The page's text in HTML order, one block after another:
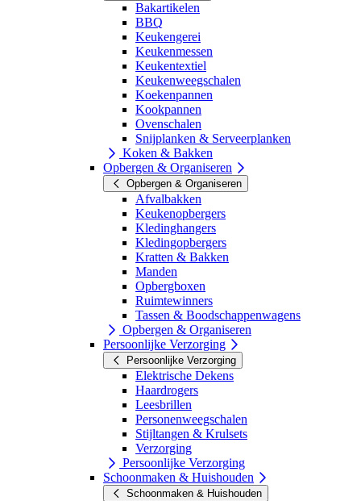
Bakartikelen
BBQ
Keukengerei
Keukenmessen
Keukentextiel
Keukenweegschalen
Koekenpannen
Kookpannen
Ovenschalen
Snijplanken & Serveerplanken
Koken & Bakken
Opbergen & Organiseren
Opbergen & Organiseren
Afvalbakken
Keukenopbergers
Kledinghangers
Kledingopbergers
Kratten & Bakken
Manden
Opbergboxen
Ruimtewinners
Tassen & Boodschappenwagens
Opbergen & Organiseren
Persoonlijke Verzorging
Persoonlijke Verzorging
Elektrische Dekens
Haardrogers
Leesbrillen
Personenweegschalen
Stijltangen & Krulsets
Verzorging
Persoonlijke Verzorging
Schoonmaken & Huishouden
Schoonmaken & Huishouden